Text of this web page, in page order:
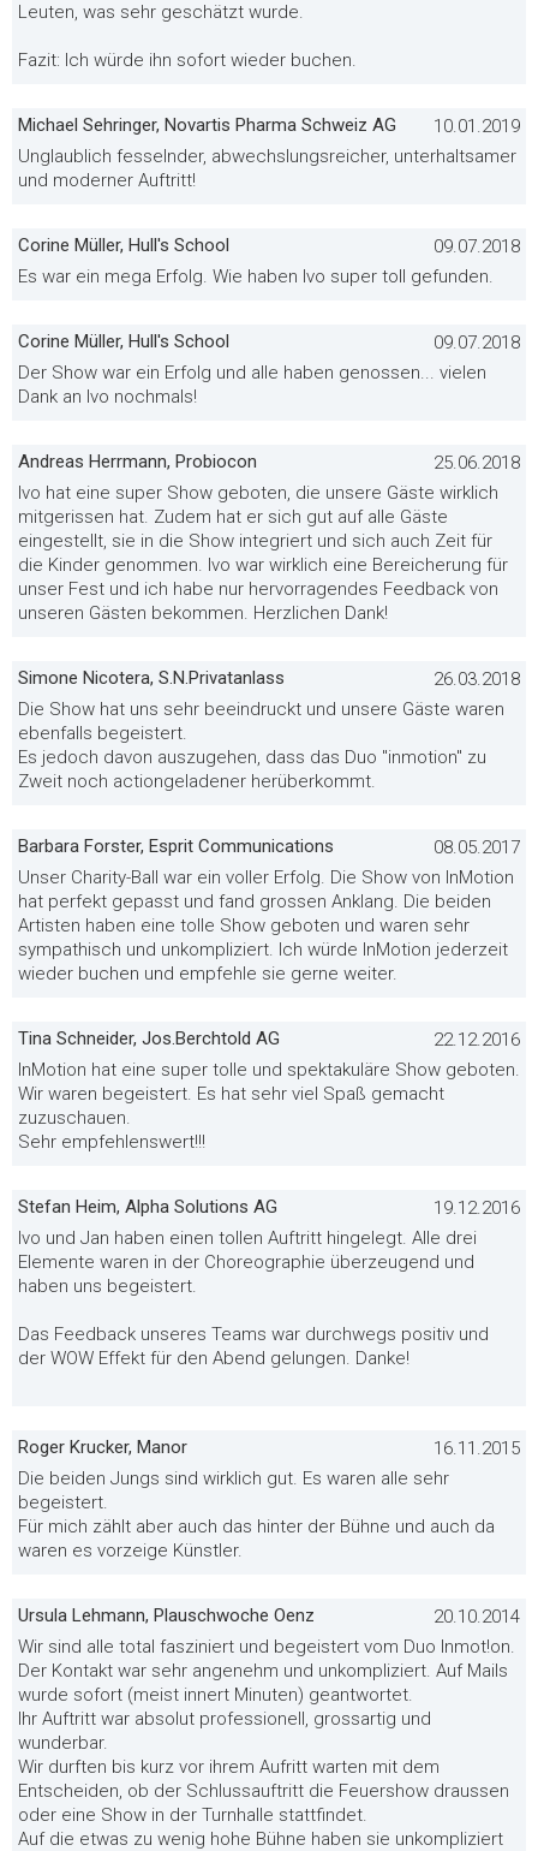
Leuten, was sehr geschätzt wurde.
Fazit: Ich würde ihn sofort wieder buchen.
Michael Sehringer, Novartis Pharma Schweiz AG
10.01.2019
Unglaublich fesselnder, abwechslungsreicher, unterhaltsamer
und moderner Auftritt!
Corine Müller, Hull's School
09.07.2018
Es war ein mega Erfolg. Wie haben Ivo super toll gefunden.
Corine Müller, Hull's School
09.07.2018
Der Show war ein Erfolg und alle haben genossen... vielen
Dank an Ivo nochmals!
Andreas Herrmann, Probiocon
25.06.2018
Ivo hat eine super Show geboten, die unsere Gäste wirklich
mitgerissen hat. Zudem hat er sich gut auf alle Gäste
eingestellt, sie in die Show integriert und sich auch Zeit für
die Kinder genommen. Ivo war wirklich eine Bereicherung für
unser Fest und ich habe nur hervorragendes Feedback von
unseren Gästen bekommen. Herzlichen Dank!
Simone Nicotera, S.N.Privatanlass
26.03.2018
Die Show hat uns sehr beeindruckt und unsere Gäste waren
ebenfalls begeistert.
Es jedoch davon auszugehen, dass das Duo "inmotion" zu
Zweit noch actiongeladener herüberkommt.
Barbara Forster, Esprit Communications
08.05.2017
Unser Charity-Ball war ein voller Erfolg. Die Show von InMotion
hat perfekt gepasst und fand grossen Anklang. Die beiden
Artisten haben eine tolle Show geboten und waren sehr
sympathisch und unkompliziert. Ich würde InMotion jederzeit
wieder buchen und empfehle sie gerne weiter.
Tina Schneider, Jos.Berchtold AG
22.12.2016
InMotion hat eine super tolle und spektakuläre Show geboten.
Wir waren begeistert. Es hat sehr viel Spaß gemacht
zuzuschauen.
Sehr empfehlenswert!!!
Stefan Heim, Alpha Solutions AG
19.12.2016
Ivo und Jan haben einen tollen Auftritt hingelegt. Alle drei
Elemente waren in der Choreographie überzeugend und
haben uns begeistert.
Das Feedback unseres Teams war durchwegs positiv und
der WOW Effekt für den Abend gelungen. Danke!
Roger Krucker, Manor
16.11.2015
Die beiden Jungs sind wirklich gut. Es waren alle sehr
begeistert.
Für mich zählt aber auch das hinter der Bühne und auch da
waren es vorzeige Künstler.
Ursula Lehmann, Plauschwoche Oenz
20.10.2014
Wir sind alle total fasziniert und begeistert vom Duo Inmot!on.
Der Kontakt war sehr angenehm und unkompliziert. Auf Mails
wurde sofort (meist innert Minuten) geantwortet.
Ihr Auftritt war absolut professionell, grossartig und
wunderbar.
Wir durften bis kurz vor ihrem Aufritt warten mit dem
Entscheiden, ob der Schlussauftritt die Feuershow draussen
oder eine Show in der Turnhalle stattfindet.
Auf die etwas zu wenig hohe Bühne haben sie unkompliziert